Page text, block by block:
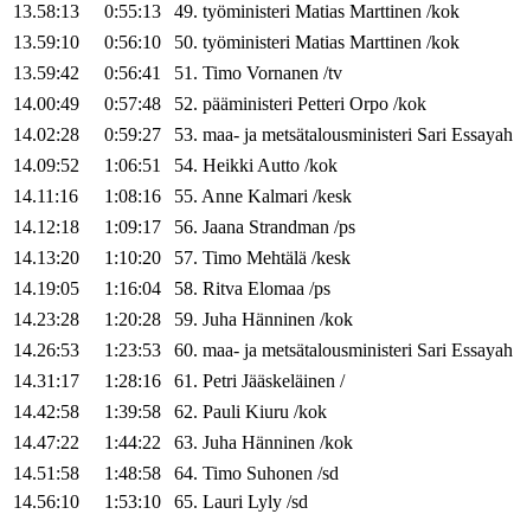
13.58:13
0:55:13 49. työministeri Matias Marttinen /kok
13.59:10
0:56:10 50. työministeri Matias Marttinen /kok
13.59:42
0:56:41 51. Timo Vornanen /tv
14.00:49
0:57:48 52. pääministeri Petteri Orpo /kok
14.02:28
0:59:27 53. maa- ja metsätalousministeri Sari Essayah
14.09:52
1:06:51 54. HeikkiAutto /kok
14.11:16
1:08:16 55. Anne Kalmari /kesk
14.12:18
1:09:17 56. Jaana Strandman /ps
14.13:20
1:10:20 57. Timo Mehtälä /kesk
14.19:05
1:16:04 58. Ritva Elomaa /ps
14.23:28
1:20:28 59. Juha Hänninen /kok
14.26:53
1:23:53 60. maa- ja metsätalousministeri Sari Essayah
14.31:17
1:28:16 61. Petri Jääskeläinen /
14.42:58
1:39:58 62. Pauli Kiuru /kok
14.47:22
1:44:22 63. Juha Hänninen /kok
14.51:58
1:48:58 64. Timo Suhonen /sd
14.56:10
1:53:10 65. Lauri Lyly /sd